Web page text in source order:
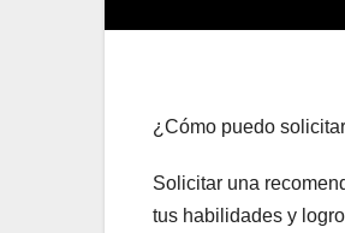
¿Cómo puedo
Solicitar una
tus habilidades y